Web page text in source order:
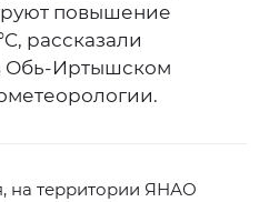
повышение
рассказали
Обь-Иртышском
на территории ЯНАО